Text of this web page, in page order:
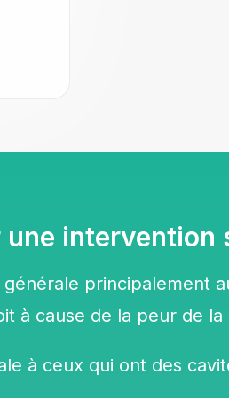
intervention
principalement
à cause de la peur de la
à ceux qui ont des